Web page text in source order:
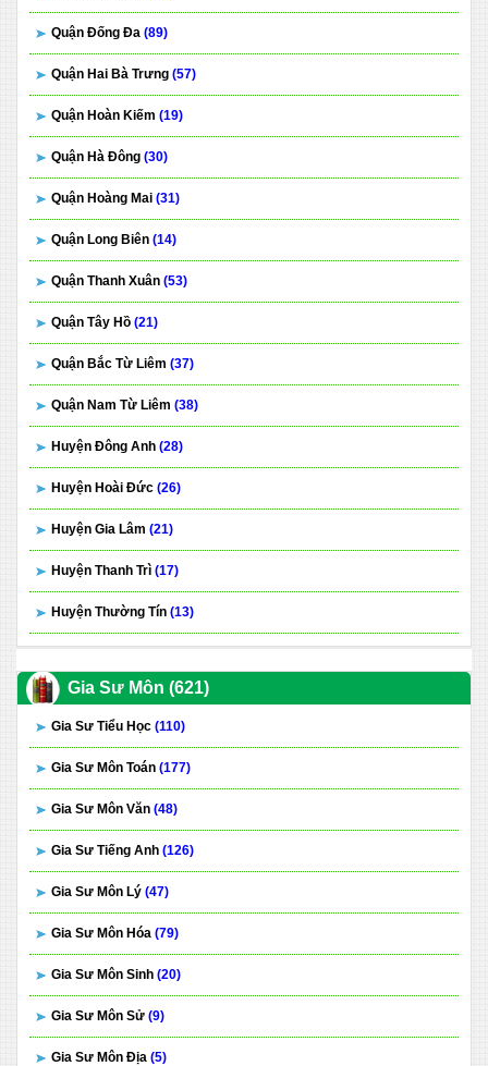
Quận Đống Đa (89)
Quận Hai Bà Trưng (57)
Quận Hoàn Kiếm (19)
Quận Hà Đông (30)
Quận Hoàng Mai (31)
Quận Long Biên (14)
Quận Thanh Xuân (53)
Quận Tây Hồ (21)
Quận Bắc Từ Liêm (37)
Quận Nam Từ Liêm (38)
Huyện Đông Anh (28)
Huyện Hoài Đức (26)
Huyện Gia Lâm (21)
Huyện Thanh Trì (17)
Huyện Thường Tín (13)
Gia Sư Môn (621)
Gia Sư Tiểu Học (110)
Gia Sư Môn Toán (177)
Gia Sư Môn Văn (48)
Gia Sư Tiếng Anh (126)
Gia Sư Môn Lý (47)
Gia Sư Môn Hóa (79)
Gia Sư Môn Sinh (20)
Gia Sư Môn Sử (9)
Gia Sư Môn Địa (5)